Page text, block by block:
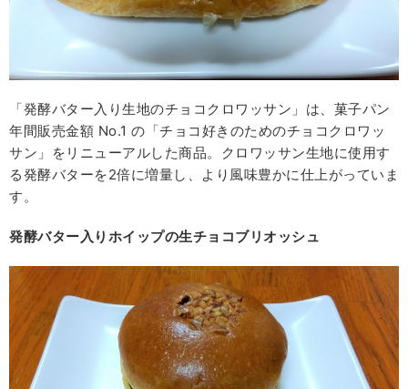
「発酵バター入り生地のチョコクロワッサン」は、菓子パン
年間販売金額 No.1 の「チョコ好きのためのチョコクロワッ
サン」をリニューアルした商品。クロワッサン生地に使用す
る発酵バターを2倍に増量し、より風味豊かに仕上がっていま
す。
発酵バター入りホイップの生チョコブリオッシュ